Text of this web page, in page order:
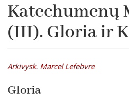
Katechumenų
(III). Gloria ir
Arkivysk. Marcel Lefebvre
Gloria